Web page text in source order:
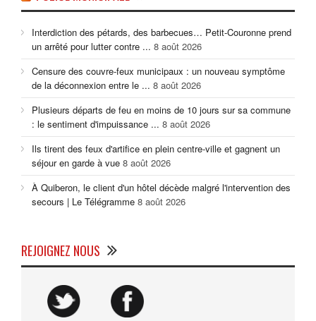
Interdiction des pétards, des barbecues… Petit-Couronne prend
un arrêté pour lutter contre ... 8 août 2026
Censure des couvre-feux municipaux : un nouveau symptôme
de la déconnexion entre le ... 8 août 2026
Plusieurs départs de feu en moins de 10 jours sur sa commune
: le sentiment d'impuissance ... 8 août 2026
Ils tirent des feux d'artifice en plein centre-ville et gagnent un
séjour en garde à vue 8 août 2026
À Quiberon, le client d'un hôtel décède malgré l'intervention des
secours | Le Télégramme 8 août 2026
REJOIGNEZ NOUS